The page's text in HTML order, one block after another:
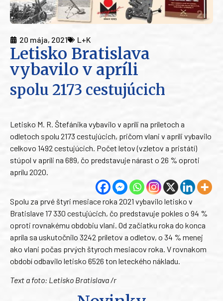
20 mája, 2021 L+K
Letisko Bratislava
vybavilo v apríli
spolu 2173 cestujúcich
Letisko M. R. Štefánika vybavilo v apríli na príletoch a
odletoch spolu 2173 cestujúcich, pričom vlani v apríli vybavilo
celkovo 1492 cestujúcich. Počet letov (vzletov a pristátí)
stúpol v apríli na 689, čo predstavuje nárast o 26 % oproti
aprílu 2020.
Spolu za prvé štyri mesiace roka 2021 vybavilo letisko v
Bratislave 17 330 cestujúcich, čo predstavuje pokles o 94 %
oproti rovnakému obdobiu vlani. Od začiatku roka do konca
apríla sa uskutočnilo 3242 príletov a odletov, o 34 % menej
ako vlani počas prvých štyroch mesiacov roka. V rovnakom
období odbavilo letisko 6526 ton leteckého nákladu.
Text a foto: Letisko Bratislava /r